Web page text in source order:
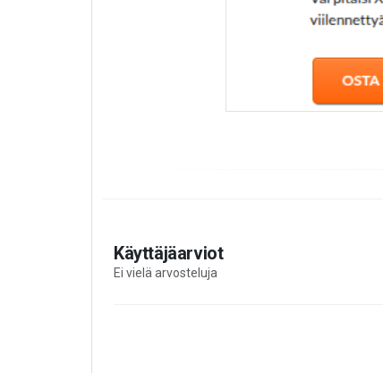
Käyttäjäarviot
Ei vielä arvosteluja